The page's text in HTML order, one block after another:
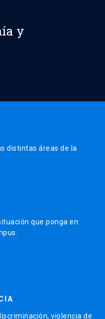
y
distintas áreas de la
que ponga en
violencia de